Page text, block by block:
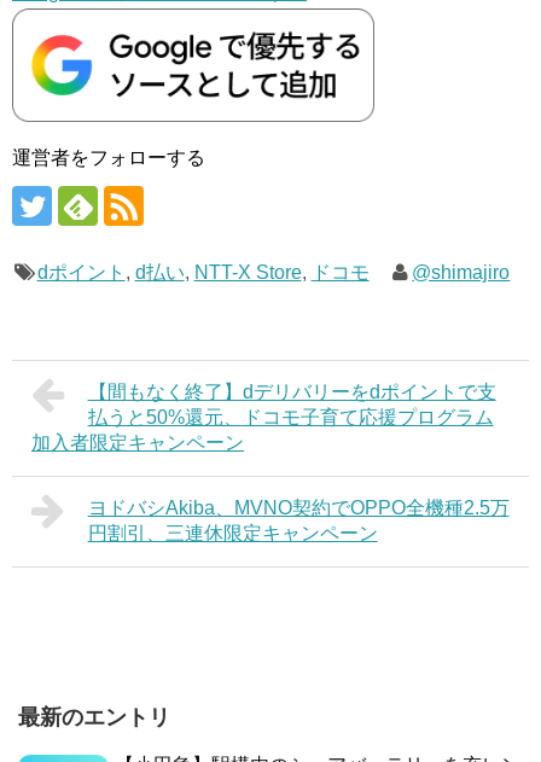
運営者をフォローする
dポイント , d払い, NTT-X Store, ドコモ @shimajiro
【間もなく終了】dデリバリーをdポイントで支
払うと50%還元、ドコモ子育て応援プログラム
加入者限定キャンペーン
ヨドバシAkiba、MVNO契約でOPPO全機種2.5万
円割引、三連休限定キャンペーン
最新のエントリ